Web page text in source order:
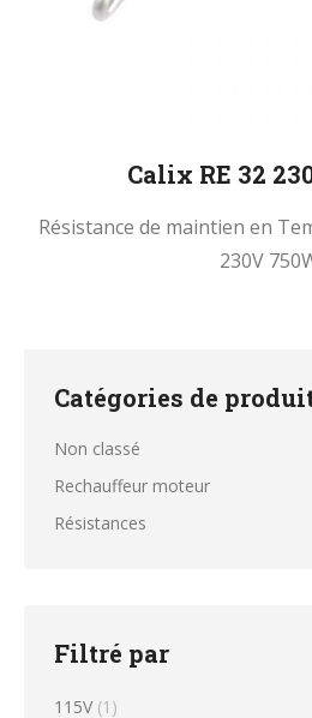
Calix RE 32
Résistance de maintien en
230V
Catégories de
Non classé
Rechauffeur moteur
Résistances
Filtré par
115V (1)